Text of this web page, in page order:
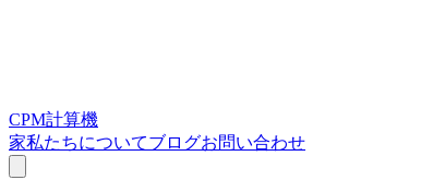
CPM計算機
家私たちについてブログお問い合わせ